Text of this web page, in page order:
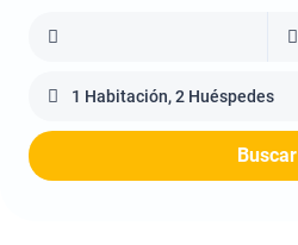
1 Habitación, 2 Huéspedes
Buscar